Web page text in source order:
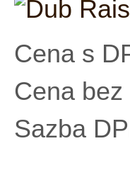
Cena s
Cena bez
Sazba